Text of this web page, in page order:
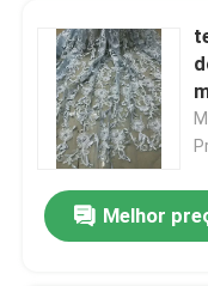
Melhor